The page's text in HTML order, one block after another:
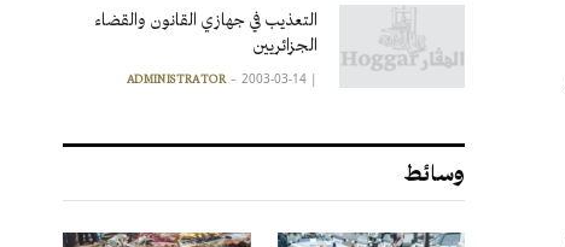
التعذيب في جهازي القانون والقضاء
الجزائريين
|
ADMINISTRATOR 2003-03-14
وسائط